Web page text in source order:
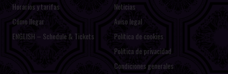
Horarios y tarifas
Cómo llegar
ENGLISH – Schedule & Tickets
Noticias
Aviso legal
Política de cookies
Política de privacidad
Condiciones generales